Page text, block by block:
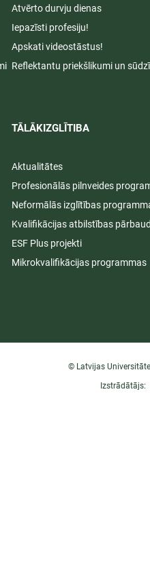
Atvērto durvju dienas
Iepazīsti profesiju!
Apskati videostāstus!
Reflektantu priekšlikumi un
TĀLĀKIZGLĪTIBA
Aktualitātes
Profesionālās pilnveides
Neformālās izglītības
Kvalifikācijas atbilstības
ESF Plus projekti
Mikrokvalifikācijas programmas
© Latvijas
Izstrādātājs: